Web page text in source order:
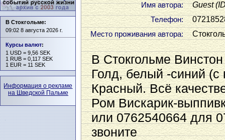
Имя автора: Guest
Телефон:
Место проживания автора:
В Стокгольме
Голд, белый -синий
Красный. Всё
Ром Вискарик-
или 0762540664 для
звоните
В Стокгольме:
09:02 8 августа 2026 г.
Курсы валют:
1 USD = 9,56 SEK
1 RUB = 0,117 SEK
1 EUR = 11 SEK
Информация о рекламе
на Шведской Пальме